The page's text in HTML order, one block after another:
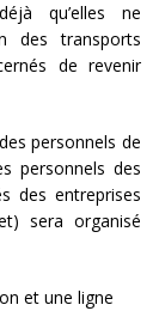
qu’elles ne
des transports
de revenir
personnels de
personnels des
des entreprises
sera organisé
et une ligne